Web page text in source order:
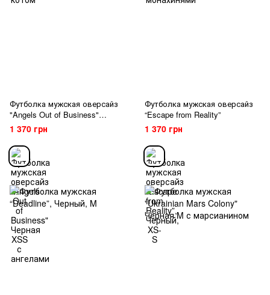
Футболка мужская оверсайз
"Angels Out of Business"
Черная XSS с ангелами
1 370 грн
Футболка мужская оверсайз
“Escape from Reality”
1 370 грн